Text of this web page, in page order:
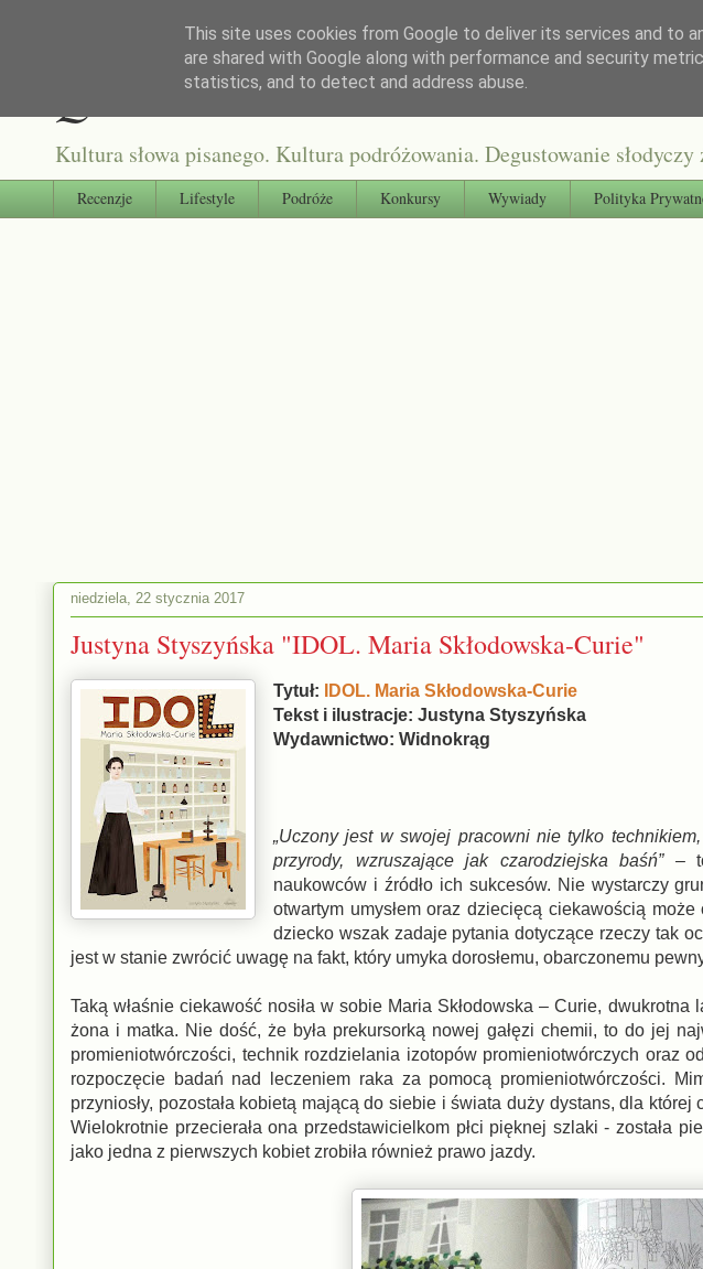
Qultura słowa
Kultura słowa pisanego. Kultura podróżowania. Degustowanie słodyczy
Recenzje Lifestyle Podróże Konkursy Wywiady Polityka
niedziela, 22 stycznia 2017
Justyna Styszyńska "IDOL. Maria Skłodowska-Curie"
Tytuł:
IDOL. Maria Skłodowska-Curie
Tekst i ilustracje: Justyna Styszyńska
Wydawnictwo: Widnokrąg
„Uczony jest w swojej pracowni nie tylko
przyrody, wzruszające jak czarodziejska baśń” –
naukowców i źródło ich sukcesów. Nie wystarczy
otwartym umysłem oraz dziecięcą ciekawością
dziecko wszak zadaje pytania dotyczące rzeczy tak
jest w stanie zwrócić uwagę na fakt, który umyka dorosłemu, obarczonemu
Taką właśnie ciekawość nosiła w sobie Maria Skłodowska – Curie,
żona i matka. Nie dość, że była prekursorką nowej gałęzi chemii, to do jej
promieniotwórczości, technik rozdzielania izotopów promieniotwórczych oraz
rozpoczęcie badań nad leczeniem raka za pomocą promieniotwórczości.
przyniosły, pozostała kobietą mającą do siebie i świata duży dystans, dla
Wielokrotnie przecierała ona przedstawicielkom płci pięknej szlaki - została
jako jedna z pierwszych kobiet zrobiła również prawo jazdy.
This site uses cookies from Google to deliver its services and to
are shared with Google along with performance and security
statistics, and to detect and address abuse.